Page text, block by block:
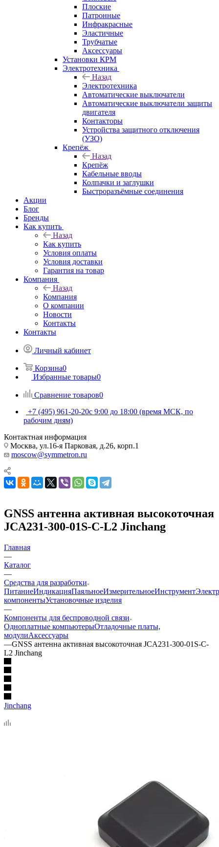
Плоские
Патронные
Инфракрасные
Эластичные
Трубчатые
Аксессуары
Установки КРМ
Электротехника
Назад
Электротехника
Автоматические выключатели
Автоматические выключатели защиты
двигателя
Контакторы
Устройства защитного отключения
(УЗО)
Крепёж
Назад
Крепёж
Кабельные вводы
Колпачки и заглушки
Быстроразъёмные соединения
Акции
Блог
Бренды
Как купить
Назад
Как купить
Условия оплаты
Условия доставки
Гарантия на товар
Компания
Назад
Компания
О компании
Новости
Контакты
Контакты
Личный кабинет
Корзина0
Избранные товары0
Сравнение товаров0
+7 (495) 961-20-20с 9:00 до 18:00 (время МСК, по
рабочим дням)
Контактная информация
Москва, ул.16-я Парковая, д.26, корп.1
moscow@symmetron.ru
GNSS антенна активная высокоточная
JCA231-300-01S-C-L2 Jinchang
Главная
—
Каталог
—
Средства для разработки
ПитаниеИндикацияПаяльноеИзмерительноеИнструмент
компонентыУстановочные изделия
—
Компоненты для беспроводной связи
Одноплатные компьютерыОтладочные платы,
модулиАксессуары
—GNSS антенна активная высокоточная JCA231-300-01S-C-
L2 Jinchang
Jinchang